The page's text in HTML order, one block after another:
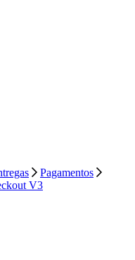
Pagamentos
V3